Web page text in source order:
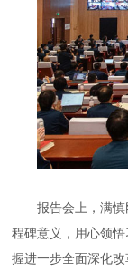
报告会上，满慎
程碑意义，用心领
握进一步全面深化